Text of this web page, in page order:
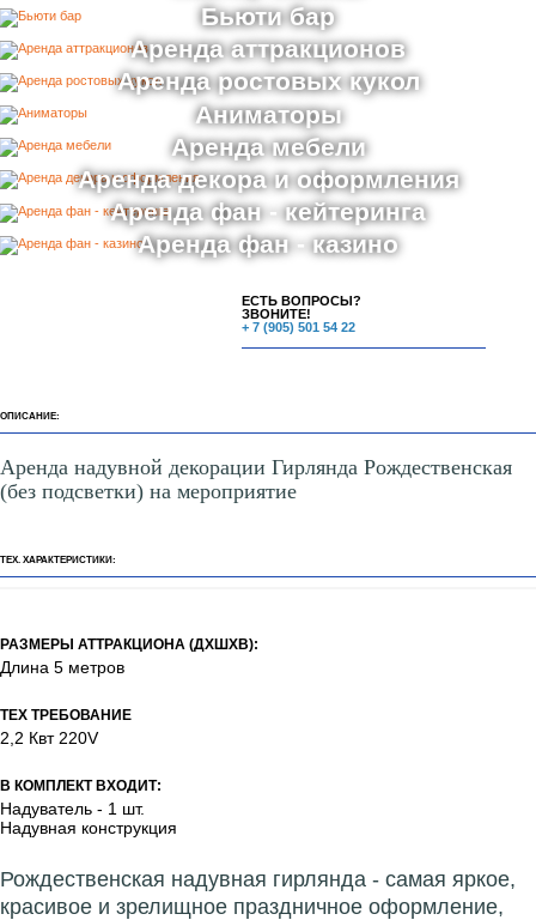
Бьюти бар
Аренда аттракционов
Аренда ростовых кукол
Аниматоры
Аренда мебели
Аренда декора и оформления
Аренда фан - кейтеринга
Аренда фан - казино
ЕСТЬ ВОПРОСЫ?
ЗВОНИТЕ!
+ 7 (905) 501 54 22
ОПИСАНИЕ:
Аренда надувной декорации Гирлянда Рождественская
(без подсветки) на мероприятие
ТЕХ. ХАРАКТЕРИСТИКИ:
РАЗМЕРЫ АТТРАКЦИОНА (ДХШХВ):
Длина 5 метров
ТЕХ ТРЕБОВАНИЕ
2,2 Квт 220V
В КОМПЛЕКТ ВХОДИТ:
Надуватель - 1 шт.
Надувная конструкция
Рождественская надувная гирлянда - самая яркое,
красивое и зрелищное праздничное оформление,